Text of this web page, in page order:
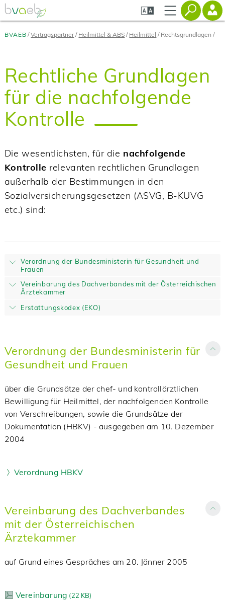
Zum
Seiteninhalt
springen
Zur
Navigation
springen
Zur
Mobilen
Navigation
BVAEB Vertragspartner Heilmittel & ABS Heilmittel Rechtsgrundlagen
Rechtliche Grundlagen
für die nachfolgende
Kontrolle
Die wesentlichsten, für die nachfolgende
Kontrolle relevanten rechtlichen Grundlagen
außerhalb der Bestimmungen in den
Sozialversicherungsgesetzen (ASVG, B-KUVG
etc.) sind:
Verordnung der Bundesministerin für Gesundheit und
Frauen
Vereinbarung des Dachverbandes mit der Österreichischen
Ärztekammer
Erstattungskodex (EKO)
Verordnung der Bundesministerin für
Gesundheit und Frauen
über die Grundsätze der chef- und kontrollärztlichen
Bewilligung für Heilmittel, der nachfolgenden Kontrolle
von Verschreibungen, sowie die Grundsätze der
Dokumentation (HBKV) - ausgegeben am 10. Dezember
2004
Verordnung HBKV
Vereinbarung des Dachverbandes
mit der Österreichischen
Ärztekammer
auf Grund eines Gespräches am 20. Jänner 2005
Vereinbarung (22 KB)